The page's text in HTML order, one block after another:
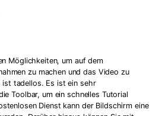
Möglichkeiten, um auf dem
zu machen und das Video zu
ist tadellos. Es ist ein sehr
Toolbar, um ein schnelles Tutorial
Dienst kann der Bildschirm eine